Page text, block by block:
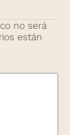
no será
están